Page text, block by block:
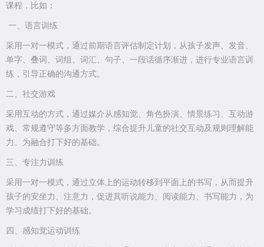
课程，比如：
一、语言训练
采用一对一模式，通过前期语言评估制定计划，从孩子发声、发音、
单字、叠词、词组、词汇、句子、一段话循序渐进，进行专业语言训
练，引导正确的沟通方式。
二、社交游戏
采用互动的方式，通过媒介从感知觉、角色扮演、情景练习、互动游
戏、常规遵守等多方面教学，综合提升儿童的社交互动及规则理解能
力。为融合打下好的基础。
三、专注力训练
采用一对一模式，通过立体上的运动转移到平面上的书写，从而提升
孩子的安坐力、注意力，促进其听说能力、阅读能力、书写能力，为
学习成绩打下好的基础。
四、感知觉运动训练